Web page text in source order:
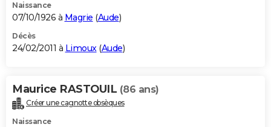
Naissance
07/10/1926 à Magrie (Aude)
Décès
24/02/2011 à Limoux(Aude)
Maurice RASTOUIL (86 ans)
Créer une cagnotte obsèques
Naissance